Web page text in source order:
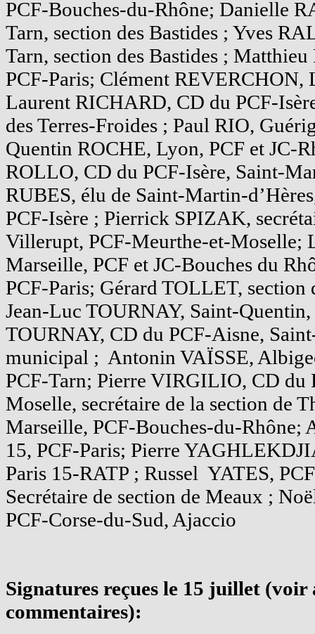
PCF-Bouches-du-Rhône; Danielle
Tarn, section des Bastides ; Yves
Tarn, section des Bastides ;
PCF-Paris; Clément REVERCHON,
Laurent RICHARD, CD du PCF-
des Terres-Froides ; Paul RIO,
Quentin ROCHE, Lyon, PCF et JC-
ROLLO, CD du PCF-Isère, Saint-
RUBES, élu de Saint-Martin-
PCF-Isère ; Pierrick SPIZAK,
Villerupt, PCF-Meurthe-et-Moselle;
Marseille, PCF et JC-Bouches du
PCF-Paris; Gérard TOLLET, section
Jean-Luc TOURNAY, Saint-
TOURNAY, CD du PCF-Aisne,
municipal ; Antonin VAÏSSE,
PCF-Tarn; Pierre VIRGILIO, CD du
Moselle, secrétaire de la section de
Marseille, PCF-Bouches-du-Rhône;
15, PCF-Paris; Pierre
Paris 15-RATP ; Russel YATES,
Secrétaire de section de Meaux ;
PCF-Corse-du-Sud, Ajaccio
Signatures reçues le 15 juillet (voir
commentaires):